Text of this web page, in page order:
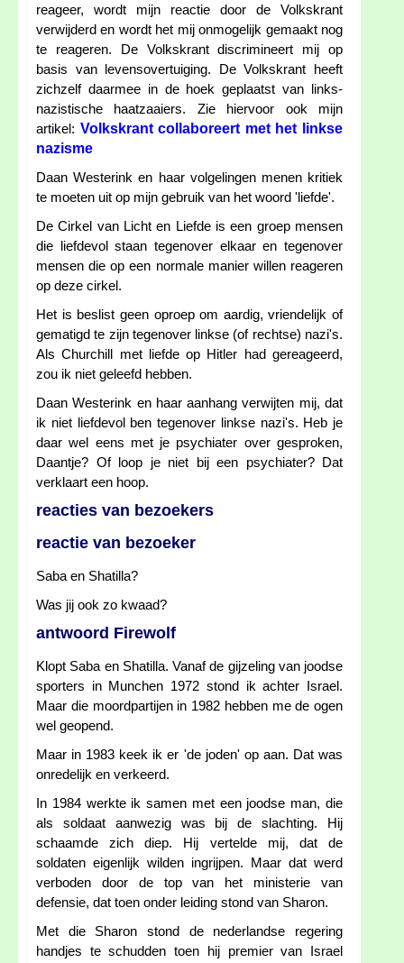
reageer, wordt mijn reactie door de Volkskrant
verwijderd en wordt het mij onmogelijk gemaakt nog
te reageren. De Volkskrant discrimineert mij op
basis van levensovertuiging. De Volkskrant heeft
zichzelf daarmee in de hoek geplaatst van links-
nazistische haatzaaiers. Zie hiervoor ook mijn
artikel: Volkskrant collaboreert met het linkse
nazisme
Daan Westerink en haar volgelingen menen kritiek
te moeten uit op mijn gebruik van het woord 'liefde'.
De Cirkel van Licht en Liefde is een groep mensen
die liefdevol staan tegenover elkaar en tegenover
mensen die op een normale manier willen reageren
op deze cirkel.
Het is beslist geen oproep om aardig, vriendelijk of
gematigd te zijn tegenover linkse (of rechtse) nazi's.
Als Churchill met liefde op Hitler had gereageerd,
zou ik niet geleefd hebben.
Daan Westerink en haar aanhang verwijten mij, dat
ik niet liefdevol ben tegenover linkse nazi's. Heb je
daar wel eens met je psychiater over gesproken,
Daantje? Of loop je niet bij een psychiater? Dat
verklaart een hoop.
reacties van bezoekers
reactie van bezoeker
Saba en Shatilla?
Was jij ook zo kwaad?
antwoord Firewolf
Klopt Saba en Shatilla. Vanaf de gijzeling van joodse
sporters in Munchen 1972 stond ik achter Israel.
Maar die moordpartijen in 1982 hebben me de ogen
wel geopend.
Maar in 1983 keek ik er 'de joden' op aan. Dat was
onredelijk en verkeerd.
In 1984 werkte ik samen met een joodse man, die
als soldaat aanwezig was bij de slachting. Hij
schaamde zich diep. Hij vertelde mij, dat de
soldaten eigenlijk wilden ingrijpen. Maar dat werd
verboden door de top van het ministerie van
defensie, dat toen onder leiding stond van Sharon.
Met die Sharon stond de nederlandse regering
handjes te schudden toen hij premier van Israel